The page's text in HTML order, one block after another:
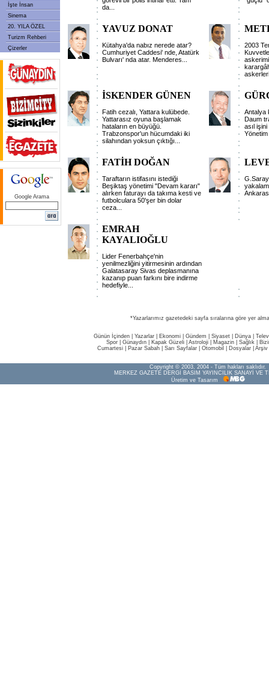
İşte İnsan
Sinema
20. YILA ÖZEL
Turizm Rehberi
Çizerler
Google Arama
da...
YAVUZ DONAT
Kütahya'da nabız nerede atar?
Cumhuriyet Caddesi' nde, Atatürk
Bulvarı' nda atar. Menderes...
2003
İSKENDER GÜNEN
Fatih cezalı, Yattara kulübede.
Yattarasız oyuna başlamak
hataların en büyüğü.
Trabzonspor'un hücumdaki iki
silahından yoksun çıktığı...
Antalya
Daum
asıl
FATİH DOĞAN
Taraftarın istifasını istediği
Beşiktaş yönetimi "Devam kararı"
alırken faturayı da takıma kesti ve
futbolculara 50'şer bin dolar
ceza...
EMRAH
KAYALIOĞLU
Lider Fenerbahçe'nin
yenilmezliğini yitirmesinin ardından
Galatasaray Sivas deplasmanına
kazanıp puan farkını bire indirme
hedefiyle...
*Yazarlarımız gazetedeki sayfa sıralarına göre yer
Günün İçinden Yazarlar Ekonomi Gündem Siyaset Dünya |
Spor
Günaydın Kapak Güzeli Astroloji Magazin Sağlık
Cumartesi
Pazar Sabah Sarı Sayfalar Otomobil Dosyalar Arşiv
Copyright © 2003, 2004 - Tüm hakları saklıdır.
MERKEZ GAZETE DERGİ BASIM YAYINCILIK SANAYİ VE
Üretim ve Tasarım